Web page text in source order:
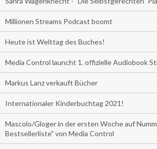
Millionen Streams Podcast boomt
Heute ist Welttag des Buches!
Media Control launcht 1. offizielle Audiobook
Markus Lanz verkauft Bücher
Internationaler Kinderbuchtag 2021!
Mascolo/Gloger in der ersten Woche auf
Bestsellerliste" von Media Control